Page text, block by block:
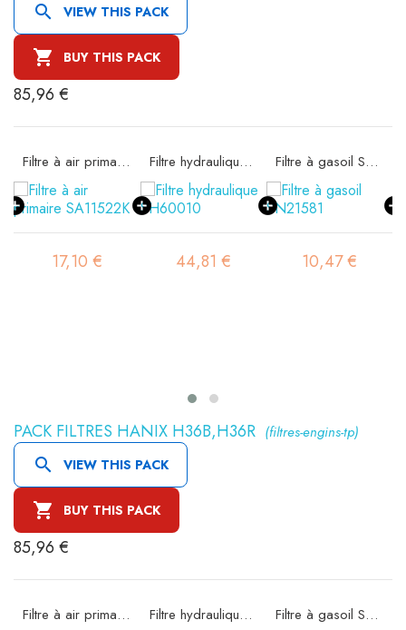
 VIEW THIS PACK
 BUY THIS PACK
85,96 €
Filtre à air primaire SA11522K
17,10 €
Filtre hydraulique SH60010
44,81 €
Filtre à gasoil SN21581
10,47 €
PACK FILTRES HANIX H36B,H36R (filtres-engins-tp)
 VIEW THIS PACK
 BUY THIS PACK
85,96 €
Filtre à air primaire SA11522K Filtre hydraulique SH60010 Filtre à gasoil SN21581